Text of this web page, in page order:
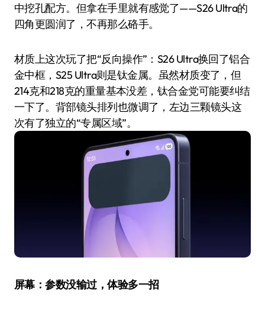
中挖孔配方。但拿在手里就有感觉了——S26 Ultra的
四角更圆润了，不再那么硌手。
材质上这次玩了把“反向操作”：S26 Ultra换回了铝合
金中框，S25 Ultra则是钛金属。虽然材质变了，但
214克和218克的重量基本没差，钛合金党可能要纠结
一下了。背部镜头排列也微调了，左边三颗镜头这
次有了独立的“专属区域”。
屏幕：参数没输过，体验多一招